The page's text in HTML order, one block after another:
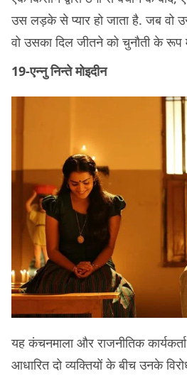
उस लड़के से प्यार हो जाता है. जब वो
वो उसका दिल जीतने को चुनौती के रूप
19-एन्नु निन्ते मोइदीन
यह कंचनमाला और राजनीतिक
आधारित दो व्यक्तियों के बीच उनके